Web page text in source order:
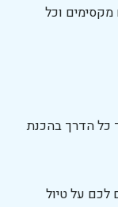
וכל
כל הדרך בהכנת
לכם על טיול